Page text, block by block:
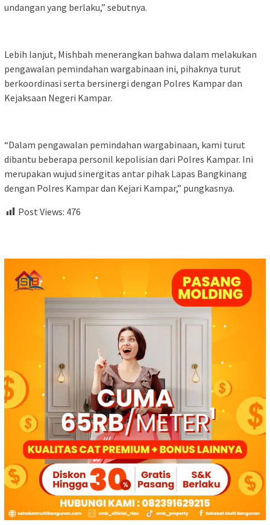
undangan yang berlaku,” sebutnya.
Lebih lanjut, Mishbah menerangkan bahwa dalam melakukan
pengawalan pemindahan wargabinaan ini, pihaknya turut
berkoordinasi serta bersinergi dengan Polres Kampar dan
Kejaksaan Negeri Kampar.
“Dalam pengawalan pemindahan wargabinaan, kami turut
dibantu beberapa personil kepolisian dari Polres Kampar. Ini
merupakan wujud sinergitas antar pihak Lapas Bangkinang
dengan Polres Kampar dan Kejari Kampar,” pungkasnya.
Post Views: 476